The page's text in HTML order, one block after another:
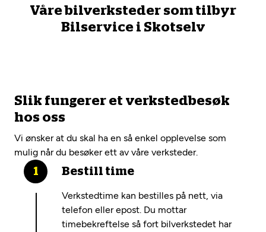
Mekonomen Fleet
Våre bilverksteder som tilbyr
Bilservice i Skotselv
Slik fungerer et verkstedbesøk
hos oss
Vi ønsker at du skal ha en så enkel opplevelse som
mulig når du besøker ett av våre verksteder.
Bestill time
Verkstedtime kan bestilles på nett, via
telefon eller epost. Du mottar
timebekreftelse så fort bilverkstedet har